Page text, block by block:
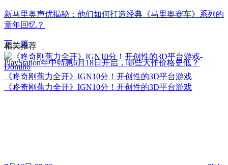
新马里奥声优揭秘：他们如何打造经典《马里奥赛车》系列的
童年回忆？
下一篇
PlayStation年中特惠6月18日开启，哪些大作价格史低？
相关推荐
《咚奇刚蕉力全开》IGN10分！开创性的3D平台游戏
《咚奇刚蕉力全开》IGN10分！开创性的3D平台游戏